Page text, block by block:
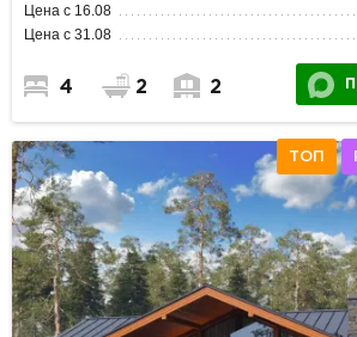
Цена с 16.08
Цена с 31.08
4 2 2
ТОП